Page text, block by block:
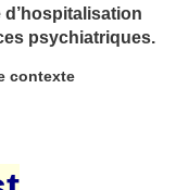
d’hospitalisation
psychiatriques.
contexte